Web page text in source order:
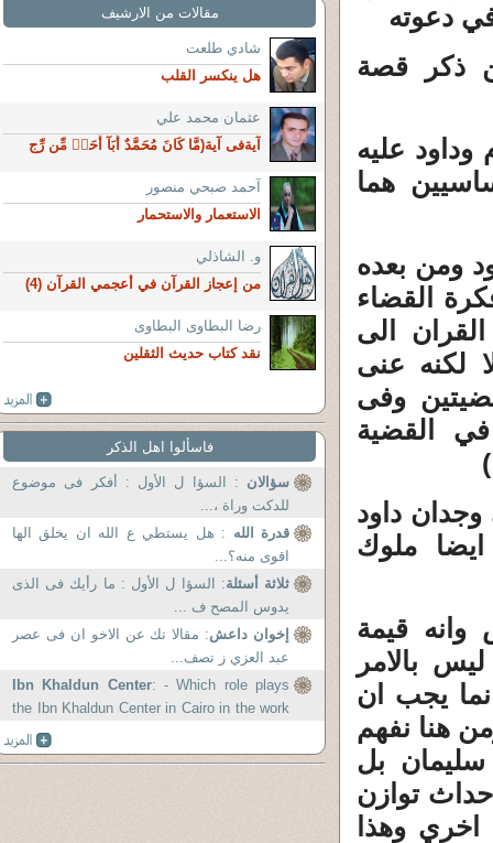
دعوته
ذكر قصة
وداود عليه
هما
ومن بعده
القضاء
الى
لكنه عنى
وفى
في القضية
داود
ايضا ملوك
وانه قيمة
بالامر
يجب ان
هنا نفهم
سليمان بل
توازن
وهذا
مقالات من الارشيف
شادي طلعت
هل ينكسر القلب
عثمان محمد علي
آيةفى آية(مَّا كَانَ مُحَمَّدٌ أَبَآ أَحَدٖ مِّن رِّج
آحمد صبحي منصور
الاستعمار والاستحمار
و. الشاذلي
من إعجاز القرآن في أعجمي القرآن (4)
رضا البطاوى البطاوى
نقد كتاب حديث الثقلين
فاسألوا اهل الذكر
سؤالان : السؤا ل الأول : أفكر فى موضوع
للدكت وراة ،...
قدرة الله : هل يستطي ع الله ان يخلق الها
اقوى منه؟...
ثلاثة أسئلة: السؤا ل الأول : ما رأيك فى الذى
يدوس المصح ف ...
إخوان داعش: مقالا تك عن الاخو ان فى عصر
عبد العزي ز تصف...
Ibn Khaldun Center: - Which role plays
the Ibn Khaldun Center in Cairo in the work